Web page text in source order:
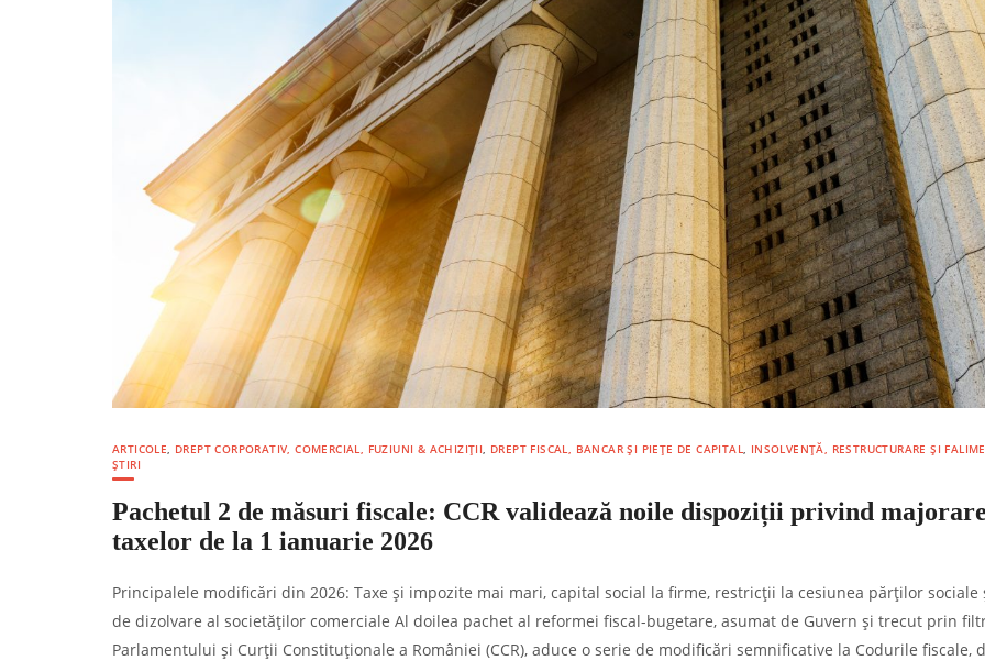
ARTICOLE DREPT CORPORATIV, COMERCIAL, FUZIUNI & ACHIZIȚII DREPT FISCAL, BANCAR ȘI PIEȚE DE CAPITAL
INSOLVENȚĂ, RESTRUCTURARE ȘI
ȘTIRI
Pachetul 2 de măsuri fiscale: CCR validează noile dispoziții privind
taxelor de la 1 ianuarie 2026
Principalele modificări din 2026: Taxe și impozite mai mari, capital social la firme, restricții la cesiunea părților sociale
de dizolvare al societăților comerciale Al doilea pachet al reformei fiscal-bugetare, asumat de Guvern și trecut prin
Parlamentului și Curții Constituționale a României (CCR), aduce o serie de modificări semnificative la Codurile fiscale,